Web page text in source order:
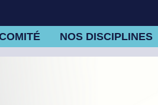
NOS DISCIPLINES